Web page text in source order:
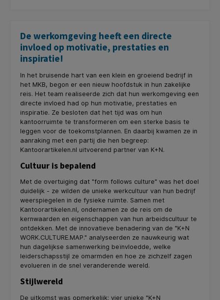
De werkomgeving heeft een directe
invloed op motivatie, prestaties en
inspiratie!
In het bruisende hart van een klein en groeiend bedrijf in
het MKB, begon er een nieuw hoofdstuk in hun zakelijke
reis. Het team realiseerde zich dat hun werkomgeving een
directe invloed had op hun motivatie, prestaties en
inspiratie. Ze besloten dat het tijd was om hun
kantoorruimte te transformeren om een sterke basis te
leggen voor de toekomstplannen. En daarbij kwamen ze in
aanraking met een partij die hen begreep:
Kantoorartikelen.nl uitvoerend partner van K+N.
Cultuur is bepalend
Met de overtuiging dat "form follows culture" was het doel
duidelijk - ze wilden de unieke werkcultuur van hun bedrijf
weerspiegelen in de fysieke ruimte. Samen met
Kantoorartikelen.nl, ondernamen ze de reis om de
kernwaarden en eigenschappen van hun arbeidscultuur te
ontdekken. Met de innovatieve benadering van de "K+N
WORK.CULTURE.MAP." analyseerden ze nauwkeurig wat
hun dagelijkse samenwerking beïnvloedde, welke
leiderschapsstijl ze omarmden en hoe ze zichzelf zagen
evolueren in de snel veranderende wereld.
Stijlwereld
De uitkomst was opmerkelijk: vier unieke "K+N